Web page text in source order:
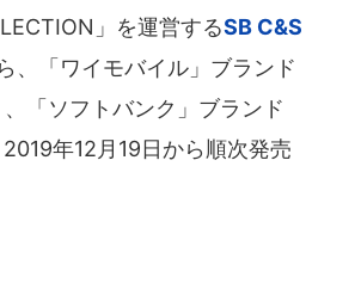
」を運営するSB C&S
、「ワイモバイル」ブランド
「ソフトバンク」ブランド
年12月19日から順次発売